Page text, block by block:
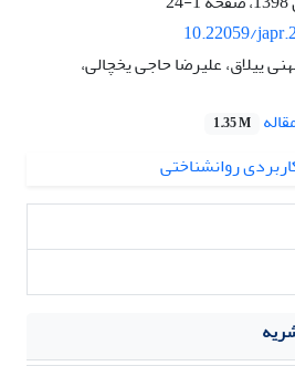
10.22059/
ییلاق، علیرضا حاجی یخچالی،
1.35 M